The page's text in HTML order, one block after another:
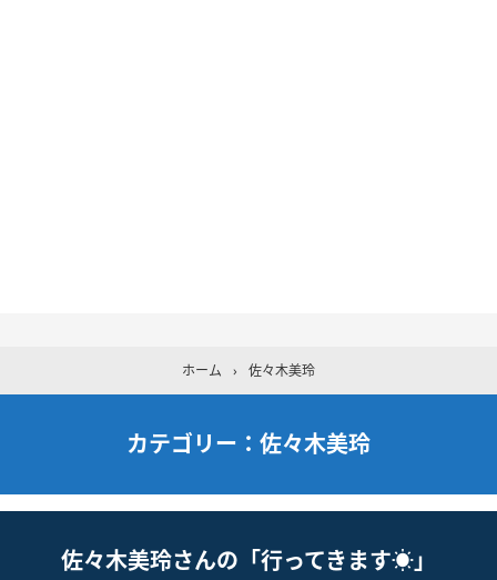
ホーム › 佐々木美玲
カテゴリー：佐々木美玲
佐々木美玲さんの「行ってきます☀️」